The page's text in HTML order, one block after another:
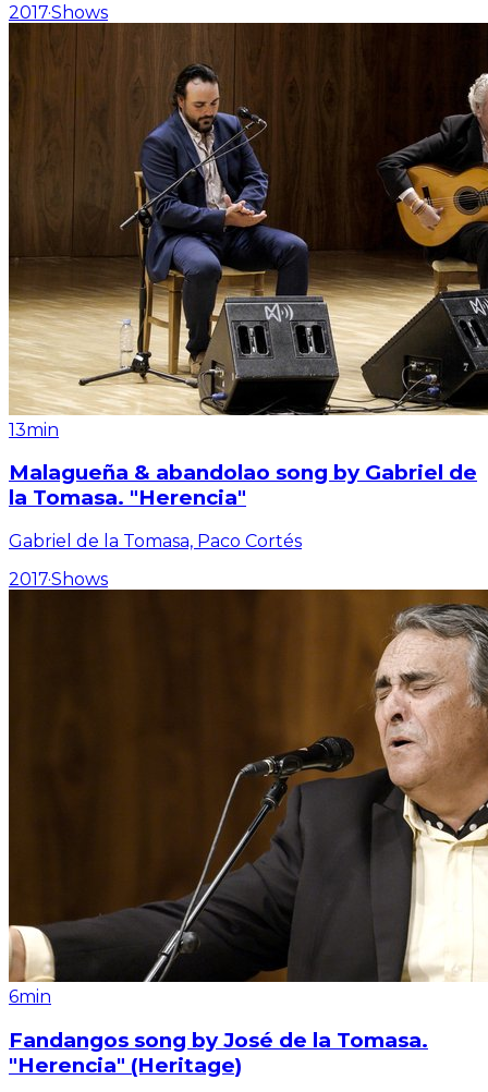
2017·Shows
13min
Malagueña & abandolao song by Gabriel de
la Tomasa. "Herencia"
Gabriel de la Tomasa, Paco Cortés
2017·Shows
6min
Fandangos song by José de la Tomasa.
"Herencia" (Heritage)